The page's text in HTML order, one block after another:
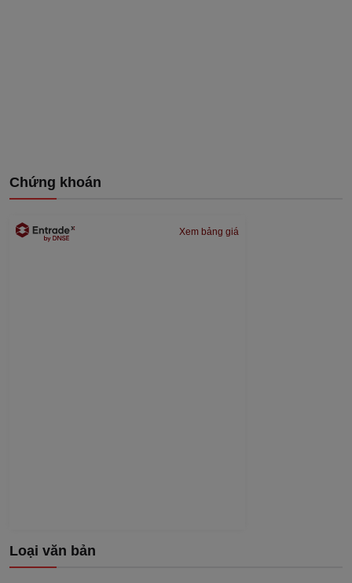
Chứng khoán
Xem bảng giá
Loại văn bản